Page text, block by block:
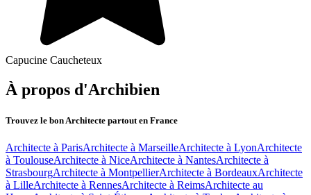
Capucine Caucheteux
À propos d'Archibien
Trouvez le bon Architecte partout en France
Architecte à ParisArchitecte à MarseilleArchitecte à LyonArchitecte
à ToulouseArchitecte à NiceArchitecte à NantesArchitecte à
StrasbourgArchitecte à MontpellierArchitecte à BordeauxArchitecte
à LilleArchitecte à RennesArchitecte à ReimsArchitecte au